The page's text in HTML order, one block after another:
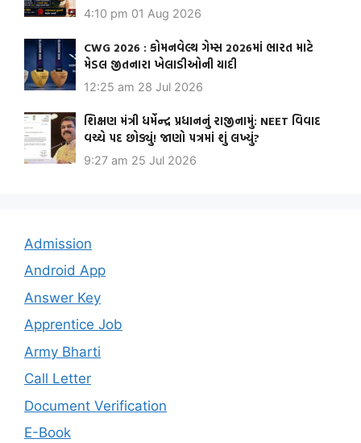
4:10 pm 01 Aug 2026
CWG 2026 : કોમનવેલ્થ ગેમ્સ 2026માં ભારત માટે
મેડલ જીતનારા ખેલાડીઓની યાદી
12:25 am 28 Jul 2026
શિક્ષણ મંત્રી ધર્મેન્દ્ર પ્રધાનનું રાજીનામું: NEET વિવાદ
વચ્ચે પદ છોડ્યું! જાણો પત્રમાં શું લખ્યું?
9:27 am 25 Jul 2026
Admission
Android App
Answer Key
Apprentice Job
Army Bharti
Call Letter
Document Verification
E-Book